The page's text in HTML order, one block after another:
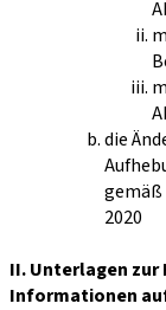
die
gemäß
2020
II. Unterlagen
Informationen